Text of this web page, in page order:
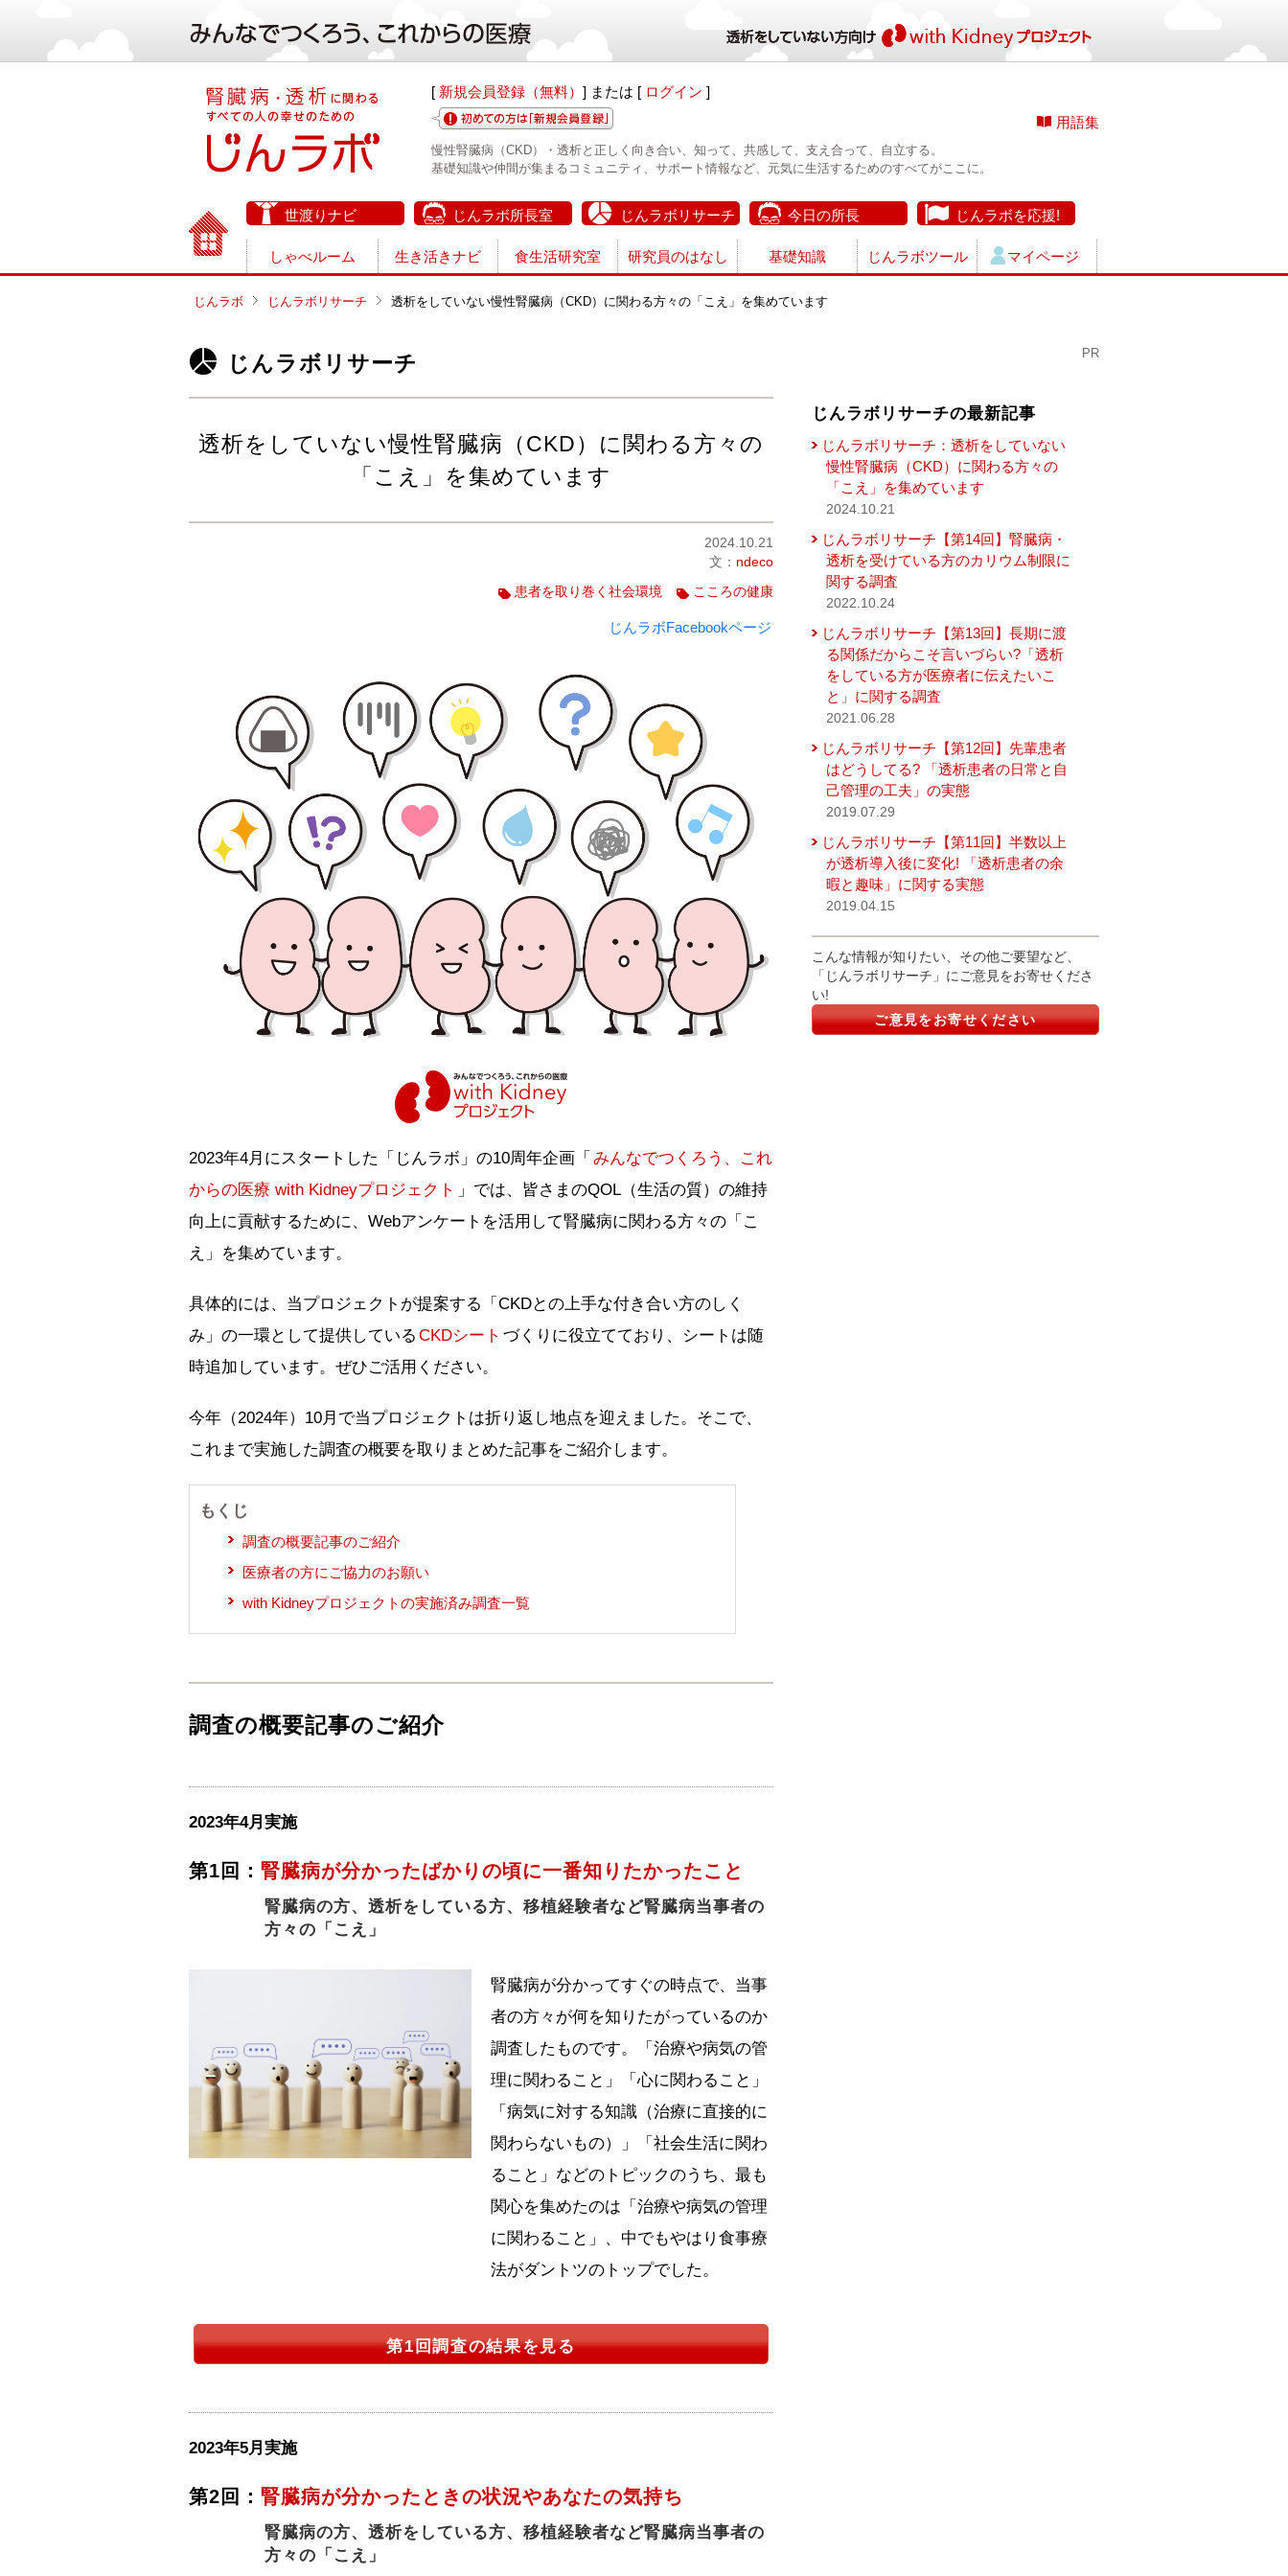
[ 新規会員登録（無料） ] または [ ログイン ]
用語集
慢性腎臓病（CKD）・透析と正しく向き合い、知って、共感して、支え合って、自立する。
基礎知識や仲間が集まるコミュニティ、サポート情報など、元気に生活するためのすべてがここに。
世渡りナビ じんラボ所長室 じんラボリサーチ 今日の所長 じんラボを応援!
しゃべルーム 生き活きナビ 食生活研究室 研究員のはなし 基礎知識 じんラボツール マイページ
じんラボ じんラボリサーチ 透析をしていない慢性腎臓病（CKD）に関わる方々の「こえ」を集めています
じんラボリサーチ
透析をしていない慢性腎臓病（CKD）に関わる方々の
「こえ」を集めています
2024.10.21
文： ndeco
患者を取り巻く社会環境 こころの健康
じんラボFacebookページ
2023年4月にスタートした「じんラボ」の10周年企画「 みんなでつくろう、これ
からの医療 with Kidneyプロジェクト
」では、皆さまのQOL（生活の質）の維持
向上に貢献するために、Webアンケートを活用して腎臓病に関わる方々の「こ
え」を集めています。
具体的には、当プロジェクトが提案する「CKDとの上手な付き合い方のしく
み」の一環として提供している CKDシート づくりに役立てており、シートは随
時追加しています。ぜひご活用ください。
今年（2024年）10月で当プロジェクトは折り返し地点を迎えました。そこで、
これまで実施した調査の概要を取りまとめた記事をご紹介します。
もくじ
調査の概要記事のご紹介
医療者の方にご協力のお願い
with Kidneyプロジェクトの実施済み調査一覧
調査の概要記事のご紹介
2023年4月実施
第1回： 腎臓病が分かったばかりの頃に一番知りたかったこと
腎臓病の方、透析をしている方、移植経験者など腎臓病当事者の
方々の「こえ」
腎臓病が分かってすぐの時点で、当事
者の方々が何を知りたがっているのか
調査したものです。「治療や病気の管
理に関わること」「心に関わること」
「病気に対する知識（治療に直接的に
関わらないもの）」「社会生活に関わ
ること」などのトピックのうち、最も
関心を集めたのは「治療や病気の管理
に関わること」、中でもやはり食事療
法がダントツのトップでした。
第1回調査の結果を見る
2023年5月実施
第2回： 腎臓病が分かったときの状況やあなたの気持ち
腎臓病の方、透析をしている方、移植経験者など腎臓病当事者の
方々の「こえ」
PR
じんラボリサーチの最新記事
じんラボリサーチ：透析をしていない
慢性腎臓病（CKD）に関わる方々の
「こえ」を集めています
2024.10.21
じんラボリサーチ【第14回】腎臓病・
透析を受けている方のカリウム制限に
関する調査
2022.10.24
じんラボリサーチ【第13回】長期に渡
る関係だからこそ言いづらい?「透析
をしている方が医療者に伝えたいこ
と」に関する調査
2021.06.28
じんラボリサーチ【第12回】先輩患者
はどうしてる? 「透析患者の日常と自
己管理の工夫」の実態
2019.07.29
じんラボリサーチ【第11回】半数以上
が透析導入後に変化! 「透析患者の余
暇と趣味」に関する実態
2019.04.15
こんな情報が知りたい、その他ご要望など、
「じんラボリサーチ」にご意見をお寄せくださ
い!
ご意見をお寄せください